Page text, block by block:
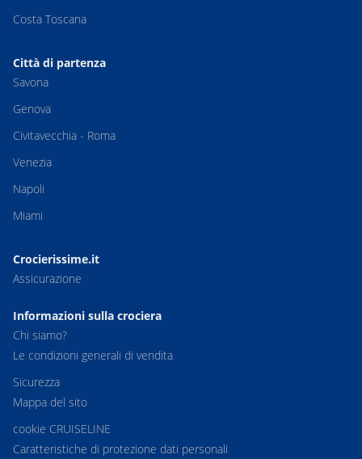
Costa Toscana
Città di partenza
Savona
Genova
Civitavecchia - Roma
Venezia
Napoli
Miami
Crocierissime.it
Assicurazione
Informazioni sulla crociera
Chi siamo?
Le condizioni generali di vendita
Sicurezza
Mappa del sito
cookie CRUISELINE
Caratteristiche di protezione dati personali